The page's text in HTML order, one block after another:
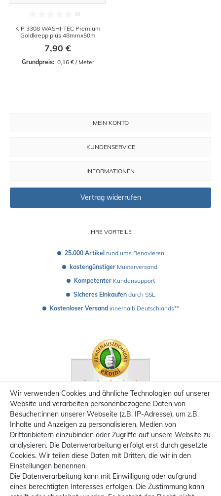
KIP 3308 WASHI-TEC Premium
Goldkrepp plus 48mmx50m
7,90 €
Grundpreis: 0,16 € / Meter
IHRE VORTEILE
25.000 Artikel rund ums Renovieren
kostengünstiger Musterversand
Kompetenter Kundensupport
Sicheres Einkaufen durch SSL
Kostenloser Versand innerhalb Deutschlands**
MEIN KONTO
KUNDENSERVICE
INFORMATIONEN
Vertrag widerrufen
Wir verwenden Cookies und ähnliche Technologien auf unserer
Website und verarbeiten personenbezogene Daten von
Besucher:innen unserer Webseite (z.B. IP-Adresse), um z.B.
Inhalte und Anzeigen zu personalisieren, Medien von
Drittanbietern einzubinden oder Zugriffe auf unsere Website zu
analysieren. Die Datenverarbeitung erfolgt erst durch gesetzte
Cookies. Wir teilen diese Daten mit Dritten, die wir in den
Einstellungen benennen.
Die Datenverarbeitung kann mit Einwilligung oder aufgrund
eines berechtigten Interesses erfolgen. Die Zustimmung kann